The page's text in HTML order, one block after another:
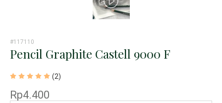
#117110
Pencil Graphite Castell 9000 F
(2)
Rp4.400